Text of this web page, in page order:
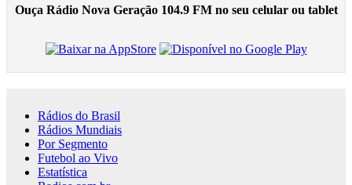
Ouça Rádio Nova Geração 104.9 FM no seu celular ou tablet
Rádios do Brasil
Rádios Mundiais
Por Segmento
Futebol ao Vivo
Estatística